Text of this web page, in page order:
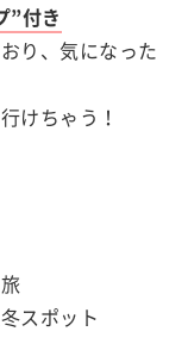
”付き
り、気になった
けちゃう！
スポット